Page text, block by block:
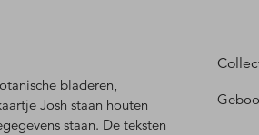
bladeren,
Josh staan houten
staan. De teksten